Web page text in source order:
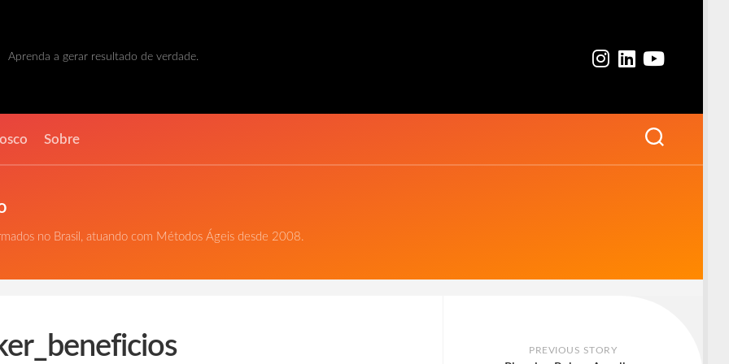
Aprenda a gerar resultado de verdade.
Sobre
no Brasil, atuando com Métodos Ágeis desde 2008.
PREVIOUS STORY